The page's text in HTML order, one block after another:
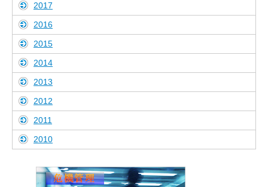
2017
2016
2015
2014
2013
2012
2011
2010